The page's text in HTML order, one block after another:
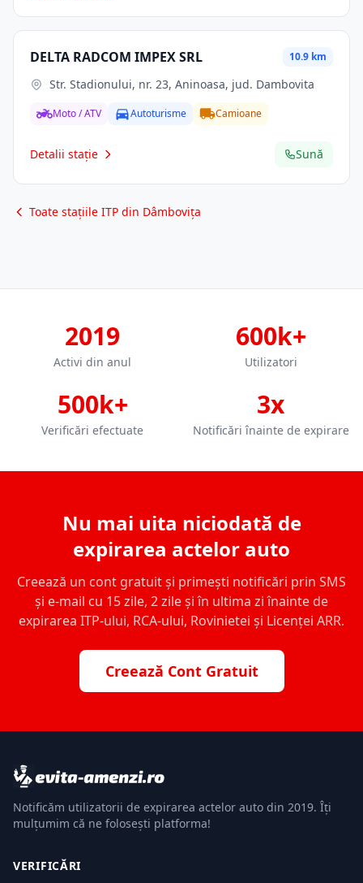
DELTA RADCOM IMPEX SRL 10.9 km
Str. Stadionului, nr. 23, Aninoasa, jud. Dambovita
Moto / ATV Autoturisme Camioane
Detalii stație Sună
Toate stațiile ITP din Dâmbovița
2019
Activi din anul
600k+
Utilizatori
500k+
Verificări efectuate
3x
Notificări înainte de expirare
Nu mai uita niciodată de
expirarea actelor auto
Creează un cont gratuit și primești notificări prin SMS
și e-mail cu 15 zile, 2 zile și în ultima zi înainte de
expirarea ITP-ului, RCA-ului, Rovinietei și Licenței ARR.
Creează Cont Gratuit
Notificăm utilizatorii de expirarea actelor auto din 2019. Îți
mulțumim că ne folosești platforma!
VERIFICĂRI